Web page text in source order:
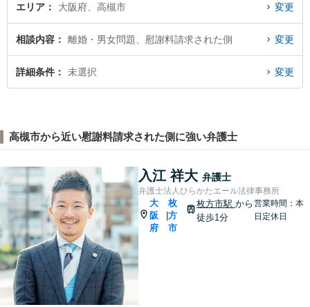
エリア 大阪府、高槻市 変更
相談内容 離婚・男女問題、慰謝料請求された側 変更
詳細条件 未選択 変更
高槻市から近い慰謝料請求された側に強い弁護士
入江 祥大 弁護士
弁護士法人ひらかたエール法律事務所
大
阪
府
|
枚
方
市
枚方市駅 から
徒歩1分
営業時間：本
日定休日